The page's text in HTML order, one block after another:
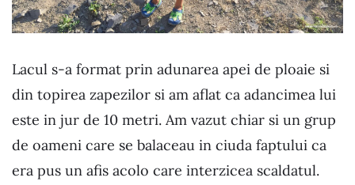
Lacul s-a format prin adunarea apei de ploaie si
din topirea zapezilor si am aflat ca adancimea lui
este in jur de 10 metri. Am vazut chiar si un grup
de oameni care se balaceau in ciuda faptului ca
era pus un afis acolo care interzicea scaldatul.